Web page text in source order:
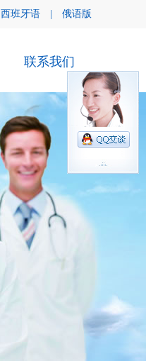
西班牙语 俄语版
联系我们